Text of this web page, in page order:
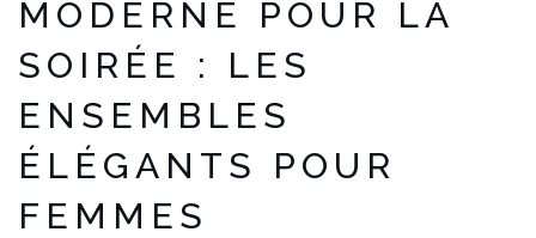
MODERNE POUR LA
SOIRÉE : LES
ENSEMBLES
ÉLÉGANTS POUR
FEMMES